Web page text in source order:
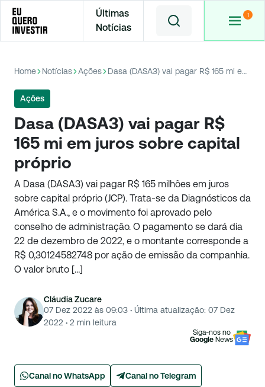
Últimas
Notícias
Home Notícias Ações Dasa (DASA3) vai pagar R$ 165 mi em juros sobre capital próprio
Ações
Dasa (DASA3) vai pagar R$
165 mi em juros sobre capital
próprio
A Dasa (DASA3) vai pagar R$ 165 milhões em juros
sobre capital próprio (JCP). Trata-se da Diagnósticos da
América S.A., e o movimento foi aprovado pelo
conselho de administração. O pagamento se dará dia
22 de dezembro de 2022, e o montante corresponde a
R$ 0,30124582748 por ação de emissão da companhia.
O valor bruto […]
Cláudia Zucare
07 Dez 2022 às 09:03 · Última atualização: 07 Dez
2022 · 2 min leitura
Siga-nos no
Google News
Canal no WhatsApp Canal no Telegram